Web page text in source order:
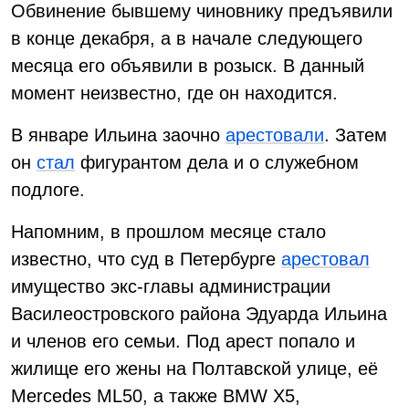
Обвинение бывшему чиновнику предъявили
в конце декабря, а в начале следующего
месяца его объявили в розыск. В данный
момент неизвестно, где он находится.
В январе Ильина заочно арестовали. Затем
он стал фигурантом дела и о служебном
подлоге.
Напомним, в прошлом месяце стало
известно, что суд в Петербурге арестовал
имущество экс-главы администрации
Василеостровского района Эдуарда Ильина
и членов его семьи. Под арест попало и
жилище его жены на Полтавской улице, её
Mercedes ML50, а также BMW X5,